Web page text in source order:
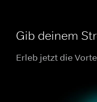
Gib deinem
Erleb jetzt die